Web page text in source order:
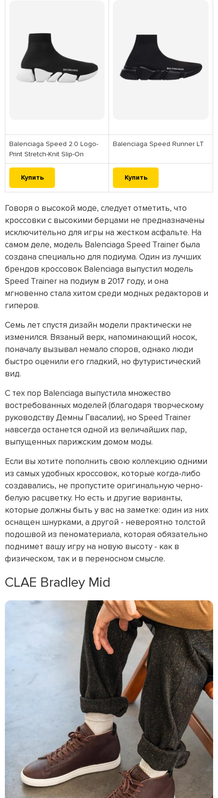
Balenciaga Speed 2.0 Logo-
Print Stretch-Knit Slip-On
Balenciaga Speed Runner LT
Купить Купить
Говоря о высокой моде, следует отметить, что
кроссовки с высокими берцами не предназначены
исключительно для игры на жестком асфальте. На
самом деле, модель Balenciaga Speed Trainer была
создана специально для подиума. Один из лучших
брендов кроссовок Balenciaga выпустил модель
Speed Trainer на подиум в 2017 году, и она
мгновенно стала хитом среди модных редакторов и
гиперов.
Семь лет спустя дизайн модели практически не
изменился. Вязаный верх, напоминающий носок,
поначалу вызывал немало споров, однако люди
быстро оценили его гладкий, но футуристический
вид.
С тех пор Balenciaga выпустила множество
востребованных моделей (благодаря творческому
руководству Демны Гвасалии), но Speed Trainer
навсегда останется одной из величайших пар,
выпущенных парижским домом моды.
Если вы хотите пополнить свою коллекцию одними
из самых удобных кроссовок, которые когда-либо
создавались, не пропустите оригинальную черно-
белую расцветку. Но есть и другие варианты,
которые должны быть у вас на заметке: один из них
оснащен шнурками, а другой - невероятно толстой
подошвой из пеноматериала, которая обязательно
поднимет вашу игру на новую высоту - как в
физическом, так и в переносном смысле.
CLAE Bradley Mid